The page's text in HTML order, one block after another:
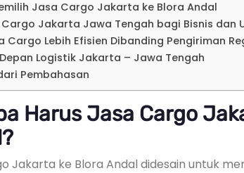
Jasa Cargo Jakarta ke Blora Andal
Cargo Jakarta Jawa Tengah bagi Bisnis dan
Cargo Lebih Efisien Dibanding Pengiriman
Logistik Jakarta – Jawa Tengah
Pembahasan
Harus Jasa Cargo
Jakarta ke Blora Andal didesain untuk